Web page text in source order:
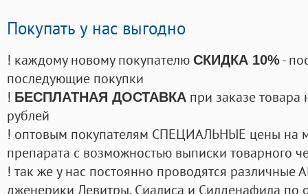
Покупать у нас выгодно
! каждому новому покупателю СКИДКА 10%-
последующие покупки
! БЕСПЛАТНАЯ ДОСТАВКА при заказе
рублей
! оптовым покупателям СПЕЦИАЛЬНЫЕ цены на
препарата с возможностью выписки товарного
! так же у нас постоянно проводятся
дженерики Левитры, Сиалиса и Силденафила по